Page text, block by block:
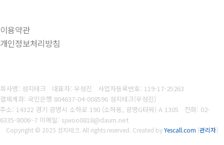
이용약관
개인정보처리방침
회사명: 성지테크 대표자: 우성진 사업자등록번호: 119-17-25263
결제계좌: 국민은행 804637-04-008596 성지테크(우성진)
주소: 14322 경기 광명시 소하로 190 (소하동, 광명G타워) A 1305 전화: 02-
6335-8006~7 이메일: sjwoo0818@daum.net
Copyright © 2025 성지테크. All rights reserved. Created byYescall.com [관리자]